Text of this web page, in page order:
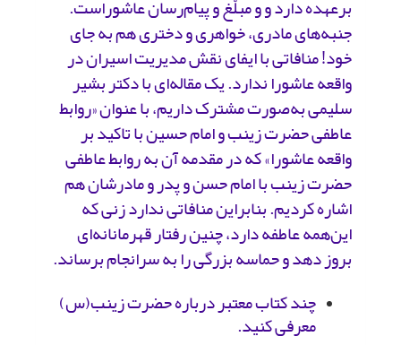
برعهده دارد و و مبلّغ و پیام‌رسان عاشوراست.
جنبه‌های مادری، خواهری و دختری هم به جای
خود! منافاتی با ایفای نقش مدیریت اسیران در
واقعه عاشورا ندارد. یک مقاله‌ای با دکتر بشیر
سلیمی به‌صورت مشترک داریم، با عنوان «روابط
عاطفی حضرت زینب و امام حسین با تاکید بر
واقعه عاشورا» که در مقدمه‌ آن به روابط عاطفی
حضرت ‌زینب با امام‌ حسن و پدر و مادرشان هم
اشاره کردیم. بنابراین منافاتی ندارد زنی که
این‌همه عاطفه دارد، چنین رفتار قهرمانانه‌ای
بروز دهد و حماسه بزرگی را به سرانجام برساند.
چند کتاب معتبر درباره حضرت زینب(س)
معرفی کنید.